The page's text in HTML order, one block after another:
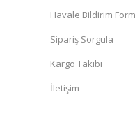
Havale Bildirim
Sipariş Sorgula
Kargo Takibi
İletişim